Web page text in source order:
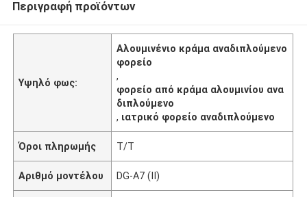
Περιγραφή προϊόντων
Υψηλό φως:
Αλουμινένιο κράμα αναδιπλούμενο
φορείο
,
φορείο από κράμα αλουμινίου ανα
διπλούμενο
, ιατρικό φορείο αναδιπλούμενο
Όροι πληρωμής Τ/Τ
Αριθμό μοντέλου DG-A7 (ΙΙ)